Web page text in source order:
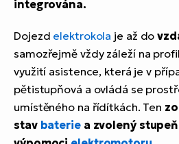
integrována.
Dojezd elektrokola je až do
samozřejmě vždy záleží na
využití asistence, která je v
pětistupňová a ovládá se
umístěného na řídítkách. Ten
stav bateriea zvolený stupeň